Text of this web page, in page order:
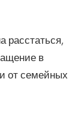
расстаться,
в
от семейных